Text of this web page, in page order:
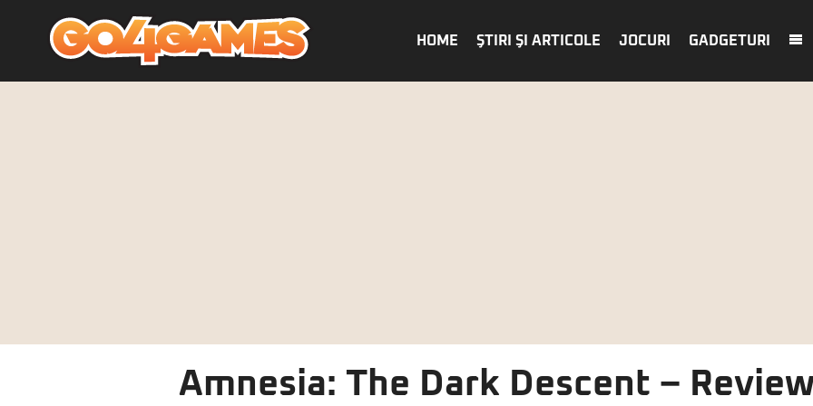
HOME ŞTIRI ŞI ARTICOLE JOCURI GADGETURI
Amnesia: The Dark Descent –